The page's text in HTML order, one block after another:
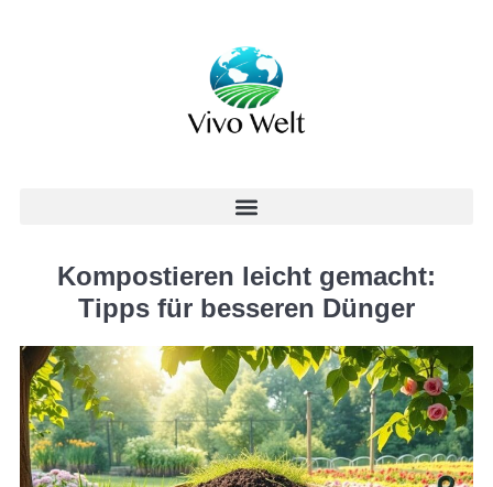
Kompostieren leicht gemacht:
Tipps für besseren Dünger